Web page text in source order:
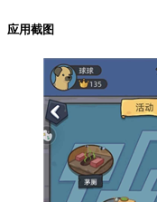
应用截图